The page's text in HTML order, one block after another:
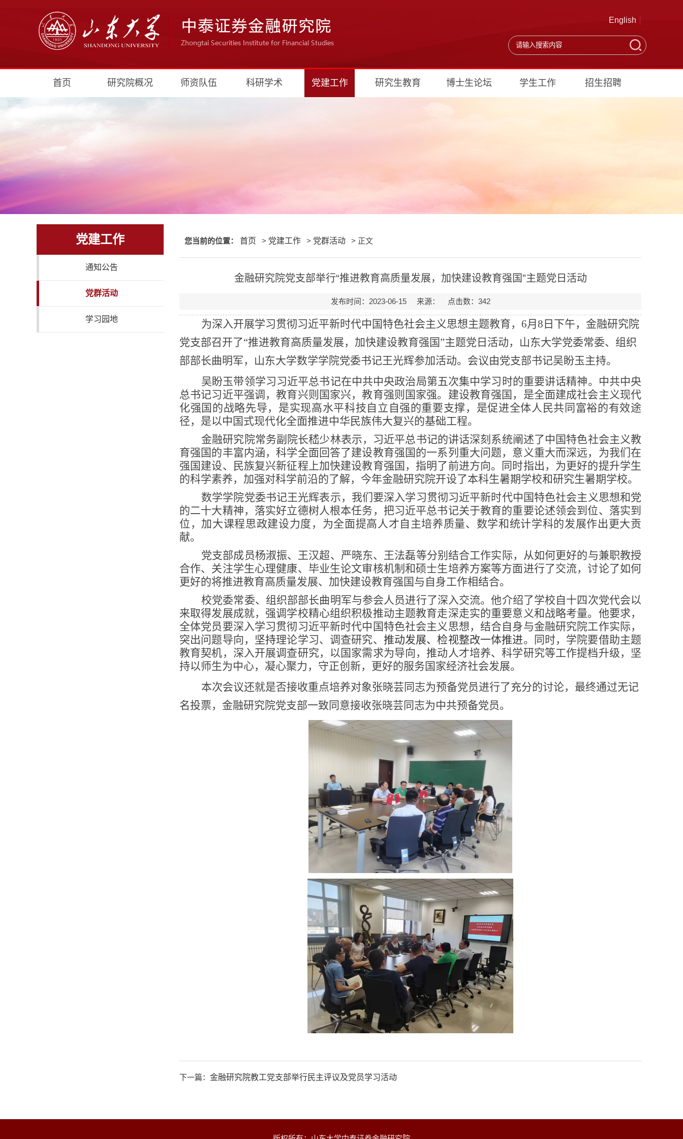
English
首页 研究院概况 师资队伍 科研学术 党建工作 研究生教育 博士生论坛 学生工作 招生招聘
党建工作
通知公告
党群活动
学习园地
您当前的位置： 首页 > 党建工作 > 党群活动 > 正文
金融研究院党支部举行“推进教育高质量发展，加快建设教育强国”主题党日活动
发布时间：2023-06-15 来源： 点击数： 342
为深入开展学习贯彻习近平新时代中国特色社会主义思想主题教育， 6月8日下午，金融研究院
党支部召开了“推进教育高质量发展，加快建设教育强国”主题党日活动， 山东大学党委常委、组织
部部长曲明军，山东大学数学学院党委书记王光辉参加活动。会议由党支部书记吴盼玉主持。
吴盼玉带领学习习近平总书记在中共中央政治局第五次集中学习时的重要讲话精神。中共中央
总书记习近平强调，教育兴则国家兴，教育强则国家强。建设教育强国，是全面建成社会主义现代
化强国的战略先导，是实现高水平科技自立自强的重要支撑，是促进全体人民共同富裕的有效途
径，是以中国式现代化全面推进中华民族伟大复兴的基础工程。
金融研究院常务副院长嵇少林表示，习近平总书记的讲话深刻系统阐述了中国特色社会主义教
育强国的丰富内涵，科学全面回答了建设教育强国的一系列重大问题，意义重大而深远，为我们在
强国建设、民族复兴新征程上加快建设教育强国，指明了前进方向。同时指出，为更好的提升学生
的科学素养，加强对科学前沿的了解，今年金融研究院开设了本科生暑期学校和研究生暑期学校。
数学学院党委书记王光辉表示， 我们要深入学习贯彻习近平新时代中国特色社会主义思想和党
的二十大精神，落实好立德树人根本任务，把习近平总书记关于教育的重要论述领会到位、落实到
位，加大课程思政建设力度，为全面提高人才自主培养质量、数学和统计学科的发展作出更大贡
献。
党支部成员杨淑振、王汉超、严晓东、王法磊等分别结合工作实际，从如何更好的与兼职教授
合作、关注学生心理健康、毕业生论文审核机制和硕士生培养方案等方面进行了交流，讨论了如何
更好的将推进教育高质量发展、加快建设教育强国与自身工作相结合。
校党委常委、组织部部长曲明军与参会人员进行了深入交流。他介绍了学校自十四次党代会以
来取得发展成就，强调学校精心组织积极推动主题教育走深走实的重要意义和战略考量。他要求，
全体党员要深入学习贯彻习近平新时代中国特色社会主义思想，结合自身与金融研究院工作实际，
突出问题导向， 坚持理论学习、调查研究、 推动发展、检视整改一体推进。同时，学院要借助主题
教育契机，深入开展调查研究，以国家需求为导向，推动人才培养、科学研究等工作提档升级，坚
持以师生为中心，凝心聚力，守正创新，更好的服务国家经济社会发展。
本次会议还就是否接收重点培养对象张晓芸同志为预备党员进行了充分的讨论，最终通过无记
名投票，金融研究院党支部一致同意接收张晓芸同志为中共预备党员。
下一篇： 金融研究院教工党支部举行民主评议及党员学习活动